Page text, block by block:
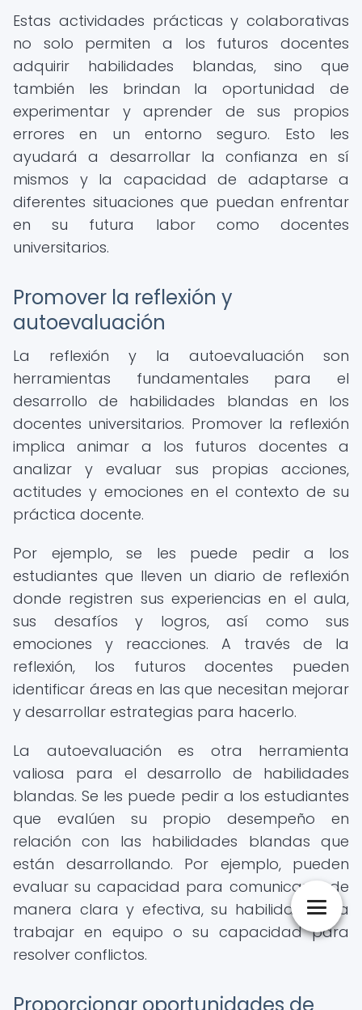
Estas actividades prácticas y colaborativas
no solo permiten a los futuros docentes
adquirir habilidades blandas, sino que
también les brindan la oportunidad de
experimentar y aprender de sus propios
errores en un entorno seguro. Esto les
ayudará a desarrollar la confianza en sí
mismos y la capacidad de adaptarse a
diferentes situaciones que puedan enfrentar
en su futura labor como docentes
universitarios.
Promover la reflexión y
autoevaluación
La reflexión y la autoevaluación son
herramientas fundamentales para el
desarrollo de habilidades blandas en los
docentes universitarios. Promover la reflexión
implica animar a los futuros docentes a
analizar y evaluar sus propias acciones,
actitudes y emociones en el contexto de su
práctica docente.
Por ejemplo, se les puede pedir a los
estudiantes que lleven un diario de reflexión
donde registren sus experiencias en el aula,
sus desafíos y logros, así como sus
emociones y reacciones. A través de la
reflexión, los futuros docentes pueden
identificar áreas en las que necesitan mejorar
y desarrollar estrategias para hacerlo.
La autoevaluación es otra herramienta
valiosa para el desarrollo de habilidades
blandas. Se les puede pedir a los estudiantes
que evalúen su propio desempeño en
relación con las habilidades blandas que
están desarrollando. Por ejemplo, pueden
evaluar su capacidad para comunicarse de
manera clara y efectiva, su habilidad para
trabajar en equipo o su capacidad para
resolver conflictos.